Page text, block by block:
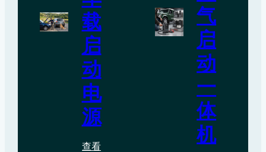
载
启
动
电
源
查看
气
启
动
一
体
机